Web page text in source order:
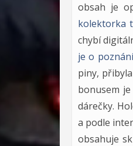
obsah je
kolektorka
chybí
je o
piny,
bonusem
dárečky.
a podle
obsahuje